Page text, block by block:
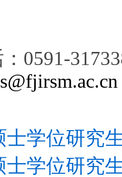
0591-
士学位研究
士学位研究